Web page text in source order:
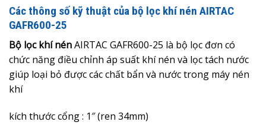
Các thông số kỹ thuật của bộ lọc khí nén AIRTAC
GAFR600-25
Bộ lọc khí nénAIRTAC GAFR600-25 là bộ lọc đơn có
chức năng điều chỉnh áp suất khí nén và lọc tách nước
giúp loại bỏ được các chất bẩn và nước trong máy nén
khí
kích thước cổng : 1″ (ren 34mm)